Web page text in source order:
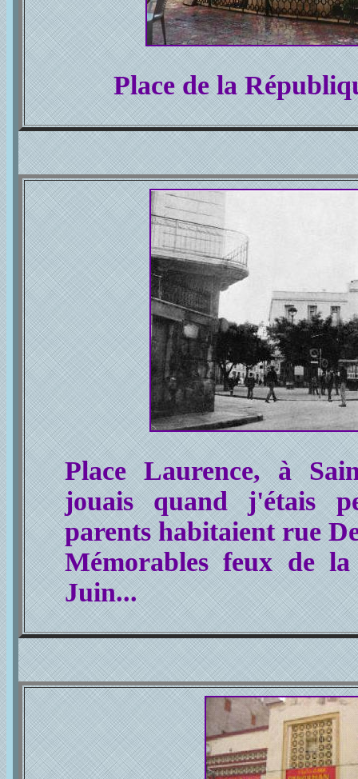
Place de la
Place Laurence, à
jouais quand j'étais
parents habitaient rue
Mémorables feux de
Juin...